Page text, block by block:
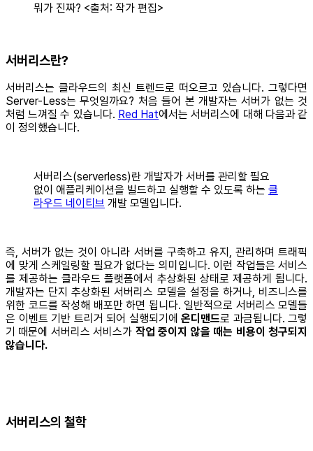
뭐가 진짜? <출처: 작가 편집>
서버리스란?
서버리스는 클라우드의 최신 트렌드로 떠오르고 있습니다. 그렇다면
Server-Less는 무엇일까요? 처음 들어 본 개발자는 서버가 없는 것
처럼 느껴질 수 있습니다. Red Hat에서는 서버리스에 대해 다음과 같
이 정의했습니다.
서버리스(serverless)란 개발자가 서버를 관리할 필요
없이 애플리케이션을 빌드하고 실행할 수 있도록 하는 클
라우드 네이티브 개발 모델입니다.
즉, 서버가 없는 것이 아니라 서버를 구축하고 유지, 관리하며 트래픽
에 맞게 스케일링할 필요가 없다는 의미입니다. 이런 작업들은 서비스
를 제공하는 클라우드 플랫폼에서 추상화된 상태로 제공하게 됩니다.
개발자는 단지 추상화된 서버리스 모델을 설정을 하거나, 비즈니스를
위한 코드를 작성해 배포만 하면 됩니다. 일반적으로 서버리스 모델들
은 이벤트 기반 트리거 되어 실행되기에 온디맨드로 과금됩니다. 그렇
기 때문에 서버리스 서비스가 작업 중이지 않을 때는 비용이 청구되지
않습니다.
서버리스의 철학